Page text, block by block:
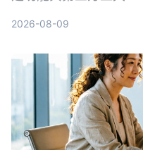
2026-08-09